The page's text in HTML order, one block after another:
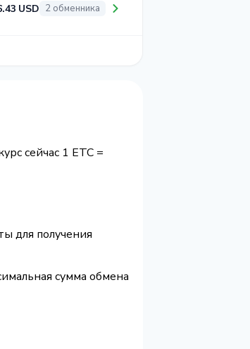
USD 2 обменника
сейчас 1 ETC =
для получения
сумма обмена